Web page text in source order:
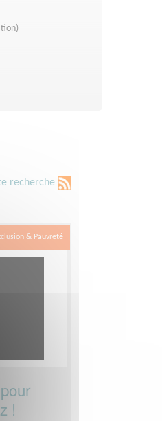
recherche
& Pauvreté
!